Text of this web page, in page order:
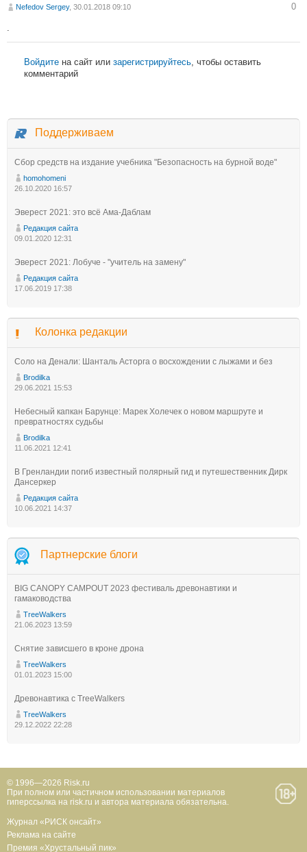
Nefedov Sergey, 30.01.2018 09:10 0
Войдите на сайт или зарегистрируйтесь , чтобы оставить
комментарий
Поддерживаем
Сбор средств на издание учебника "Безопасность на бурной воде"
homohomeni
26.10.2020 16:57
Эверест 2021: это всё Ама-Даблам
Редакция сайта
09.01.2020 12:31
Эверест 2021: Лобуче - "учитель на замену"
Редакция сайта
17.06.2019 17:38
Колонка редакции
Соло на Денали: Шанталь Асторга о восхождении с лыжами и без
Brodilka
29.06.2021 15:53
Небесный капкан Барунце: Марек Холечек о новом маршруте и
превратностях судьбы
Brodilka
11.06.2021 12:41
В Гренландии погиб известный полярный гид и путешественник Дирк
Дансеркер
Редакция сайта
10.06.2021 14:37
Партнерские блоги
BIG CANOPY CAMPOUT 2023 фестиваль древонавтики и
гамаководства
TreeWalkers
21.06.2023 13:59
Снятие зависшего в кроне дрона
TreeWalkers
01.01.2023 15:00
Древонавтика с TreeWalkers
TreeWalkers
29.12.2022 22:28
© 1996—2026 Risk.ru
При полном или частичном использовании материалов
гиперссылка на risk.ru и автора материала обязательна.
Журнал «РИСК онсайт»
Реклама на сайте
Премия «Хрустальный пик»